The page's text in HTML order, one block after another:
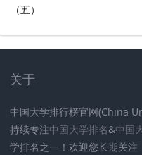
（五）
关于
中国大学排行榜官网(China
持续专注中国大学排名&中国
学排名之一！欢迎您长期关注